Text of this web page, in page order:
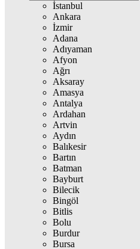
İstanbul
Ankara
İzmir
Adana
Adıyaman
Afyon
Ağrı
Aksaray
Amasya
Antalya
Ardahan
Artvin
Aydın
Balıkesir
Bartın
Batman
Bayburt
Bilecik
Bingöl
Bitlis
Bolu
Burdur
Bursa